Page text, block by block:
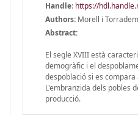
Handle: https://
Authors: Morell i
Abstract:
El segle XVIII està
demogràfic i el
despoblació si es
L'embranzida dels pobles
producció.